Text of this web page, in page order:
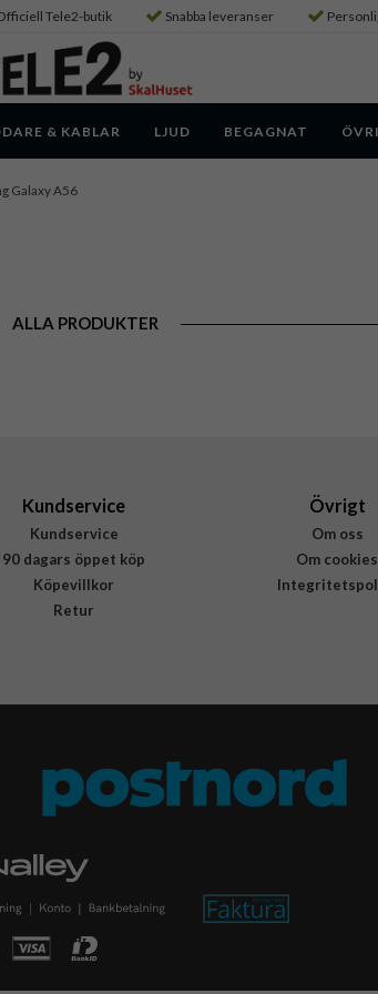
Tele2-butik Snabba leveranser
& KABLAR LJUD BEGAGNAT
Galaxy A56
ALLA PRODUKTER
Kundservice
Kundservice
90 dagars öppet köp
Köpevillkor
Retur
Övrigt
Om oss
Om cookies